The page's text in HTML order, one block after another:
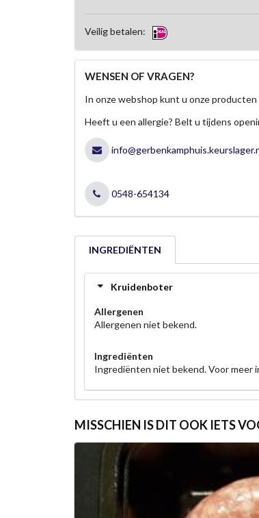
Veilig betalen:
WENSEN OF VRAGEN?
In onze webshop kunt u onze
Heeft u een allergie? Belt u tijdens
0548-654134
INGREDIËNTEN
Kruidenboter
Allergenen
Allergenen niet bekend.
Ingrediënten
Ingrediënten niet bekend. Voor meer
MISSCHIEN IS DIT OOK IETS